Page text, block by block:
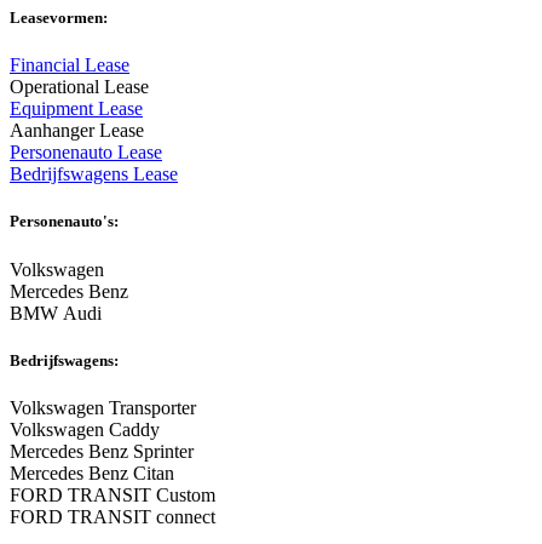
Leasevormen:
Financial Lease
Operational Lease
Equipment Lease
Aanhanger Lease
Personenauto Lease
Bedrijfswagens Lease
Personenauto's:
Volkswagen
Mercedes Benz
BMW Audi
Bedrijfswagens:
Volkswagen Transporter
Volkswagen Caddy
Mercedes Benz Sprinter
Mercedes Benz Citan
FORD TRANSIT Custom
FORD TRANSIT connect